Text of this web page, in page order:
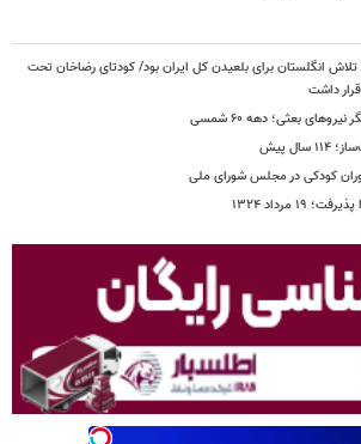
شروین وکیلی: قرارداد ۱۹۱۹ تلاش انگلستان برای بلعیدن کل ایران بود/ کودتای رضاخان تحت
داشت
بعثی؛ دهه ۶۰ شمسی
پیش
کودکی در مجلس شورای ملی
مرداد ۱۳۲۴